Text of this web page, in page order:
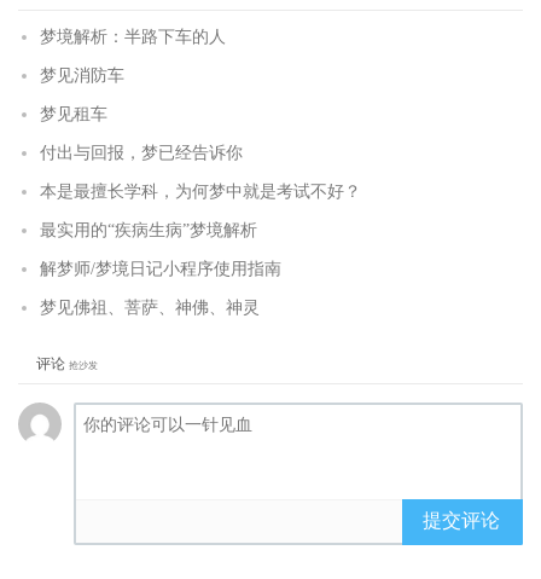
梦境解析：半路下车的人
梦见消防车
梦见租车
付出与回报，梦已经告诉你
本是最擅长学科，为何梦中就是考试不好？
最实用的“疾病生病”梦境解析
解梦师/梦境日记小程序使用指南
梦见佛祖、菩萨、神佛、神灵
评论 抢沙发
提交评论